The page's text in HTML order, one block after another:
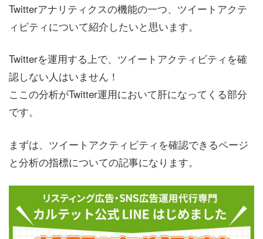
Twitterアナリティクスの機能の一つ、ツイートアクテ
ィビティについて紹介したいと思います。
Twitterを運用する上で、ツイートアクティビティを確
認しない人はいません！
ここの分析がTwitter運用において肝になってくる部分
です。
まずは、ツイートアクティビティを確認できるページ
と分析の指標についての記事になります。